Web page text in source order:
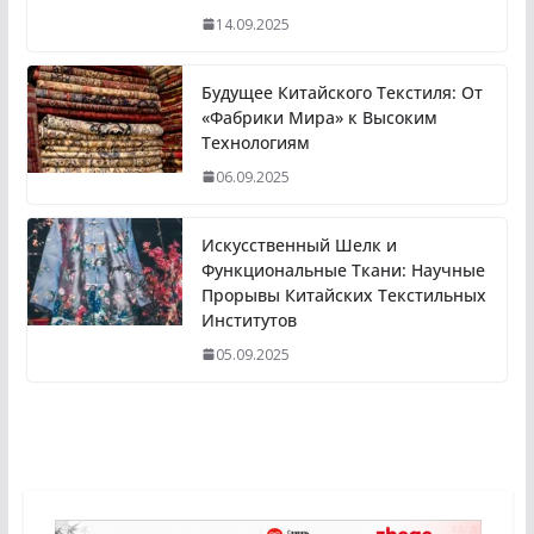
14.09.2025
Будущее Китайского Текстиля: От
«Фабрики Мира» к Высоким
Технологиям
06.09.2025
Искусственный Шелк и
Функциональные Ткани: Научные
Прорывы Китайских Текстильных
Институтов
05.09.2025